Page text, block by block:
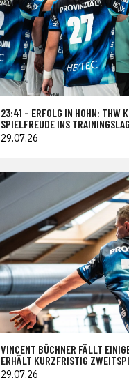
23:41 – ERFOLG IN HOHN: THW
SPIELFREUDE INS
29.07.26
VINCENT BÜCHNER FÄLLT
ERHÄLT KURZFRISTIG
29.07.26